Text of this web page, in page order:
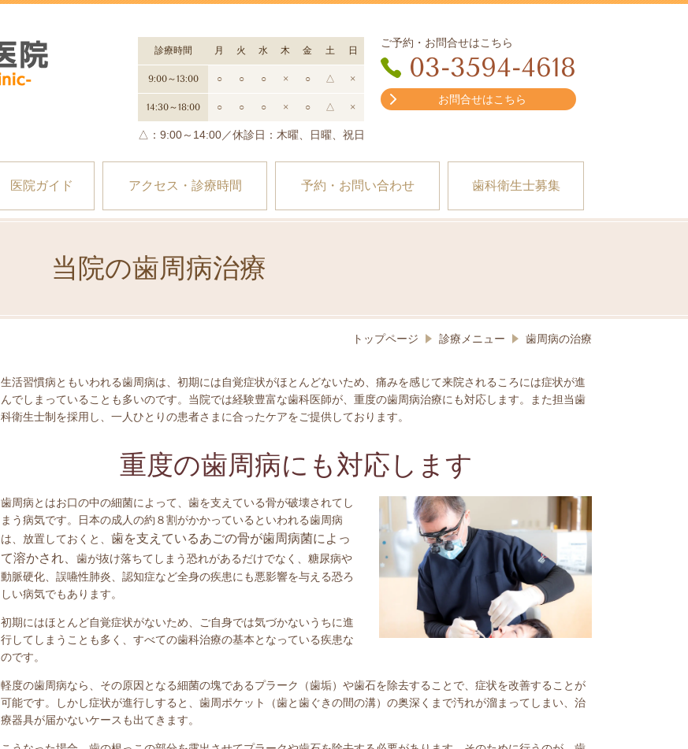
診療時間 月 火 水 木 金 土 日
9:00～13:00 ○ ○ ○ × ○ △ ×
14:30～18:00 ○ ○ ○ × ○ △ ×
△：9:00～14:00／休診日：木曜、日曜、祝日
ご予約・お問合せはこちら
03-3594-4618
お問合せはこちら
医院ガイド アクセス・診療時間 予約・お問い合わせ 歯科衛生士募集
当院の歯周病治療
トップページ 診療メニュー 歯周病の治療
生活習慣病ともいわれる歯周病は、初期には自覚症状がほとんどないため、痛みを感じて来院されるころには症状が進
んでしまっていることも多いのです。当院では経験豊富な歯科医師が、重度の歯周病治療にも対応します。また担当歯
科衛生士制を採用し、一人ひとりの患者さまに合ったケアをご提供しております。
重度の歯周病にも対応します
歯周病とはお口の中の細菌によって、歯を支えている骨が破壊されてし
まう病気です。日本の成人の約８割がかかっているといわれる歯周病
は、放置しておくと、 歯を支えているあごの骨が歯周病菌によっ
て溶かされ、 歯が抜け落ちてしまう恐れがあるだけでなく、糖尿病や
動脈硬化、誤嚥性肺炎、認知症など全身の疾患にも悪影響を与える恐ろ
しい病気でもあります。
初期にはほとんど自覚症状がないため、ご自身では気づかないうちに進
行してしまうことも多く、すべての歯科治療の基本となっている疾患な
のです。
軽度の歯周病なら、その原因となる細菌の塊であるプラーク（歯垢）や歯石を除去することで、症状を改善することが
可能です。しかし症状が進行しすると、歯周ポケット（歯と歯ぐきの間の溝）の奥深くまで汚れが溜まってしまい、治
療器具が届かないケースも出てきます。